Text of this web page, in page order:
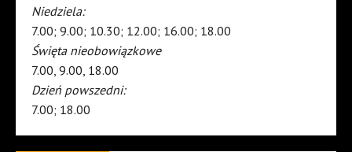
Niedziela:
7.00; 9.00; 10.30; 12.00; 16.00; 18.00
Święta nieobowiązkowe
7.00, 9.00, 18.00
Dzień powszedni:
7.00; 18.00